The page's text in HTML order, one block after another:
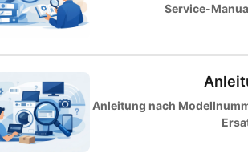
Service-
Anleitung nach